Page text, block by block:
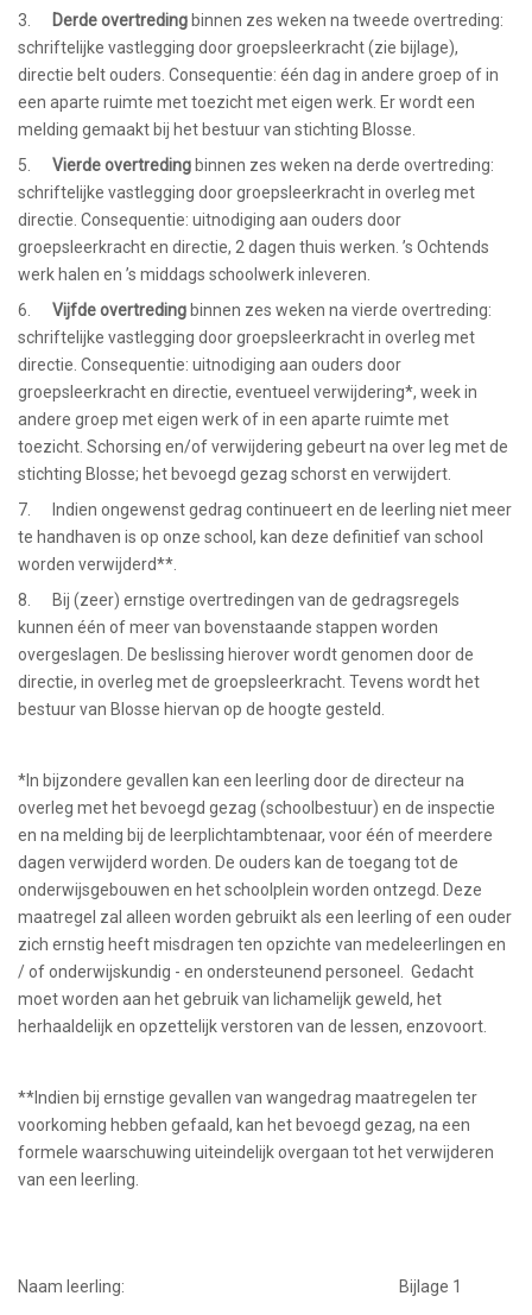
3. Derde overtreding binnen zes weken na tweede overtreding:
schriftelijke vastlegging door groepsleerkracht (zie bijlage),
directie belt ouders. Consequentie: één dag in andere groep of in
een aparte ruimte met toezicht met eigen werk. Er wordt een
melding gemaakt bij het bestuur van stichting Blosse.
5. Vierde overtreding binnen zes weken na derde overtreding:
schriftelijke vastlegging door groepsleerkracht in overleg met
directie. Consequentie: uitnodiging aan ouders door
groepsleerkracht en directie, 2 dagen thuis werken. ’s Ochtends
werk halen en ’s middags schoolwerk inleveren.
6. Vijfde overtreding binnen zes weken na vierde overtreding:
schriftelijke vastlegging door groepsleerkracht in overleg met
directie. Consequentie: uitnodiging aan ouders door
groepsleerkracht en directie, eventueel verwijdering*, week in
andere groep met eigen werk of in een aparte ruimte met
toezicht. Schorsing en/of verwijdering gebeurt na over leg met de
stichting Blosse; het bevoegd gezag schorst en verwijdert.
7. Indien ongewenst gedrag continueert en de leerling niet meer
te handhaven is op onze school, kan deze definitief van school
worden verwijderd**.
8. Bij (zeer) ernstige overtredingen van de gedragsregels
kunnen één of meer van bovenstaande stappen worden
overgeslagen. De beslissing hierover wordt genomen door de
directie, in overleg met de groepsleerkracht. Tevens wordt het
bestuur van Blosse hiervan op de hoogte gesteld.
*In bijzondere gevallen kan een leerling door de directeur na
overleg met het bevoegd gezag (schoolbestuur) en de inspectie
en na melding bij de leerplichtambtenaar, voor één of meerdere
dagen verwijderd worden. De ouders kan de toegang tot de
onderwijsgebouwen en het schoolplein worden ontzegd. Deze
maatregel zal alleen worden gebruikt als een leerling of een ouder
zich ernstig heeft misdragen ten opzichte van medeleerlingen en
/ of onderwijskundig - en ondersteunend personeel. Gedacht
moet worden aan het gebruik van lichamelijk geweld, het
herhaaldelijk en opzettelijk verstoren van de lessen, enzovoort.
**Indien bij ernstige gevallen van wangedrag maatregelen ter
voorkoming hebben gefaald, kan het bevoegd gezag, na een
formele waarschuwing uiteindelijk overgaan tot het verwijderen
van een leerling.
Naam leerling: Bijlage 1